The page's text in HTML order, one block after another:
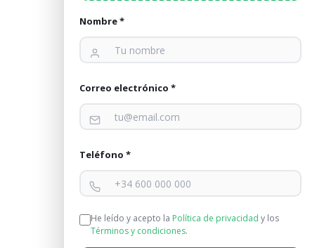
Nombre *
Correo electrónico *
Teléfono *
He leído y acepto la Política de privacidad y los
Términos y condiciones.